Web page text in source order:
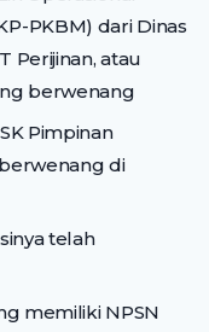
PKBM) dari Dinas
Perijinan, atau
berwenang
Pimpinan
di
telah
memiliki NPSN